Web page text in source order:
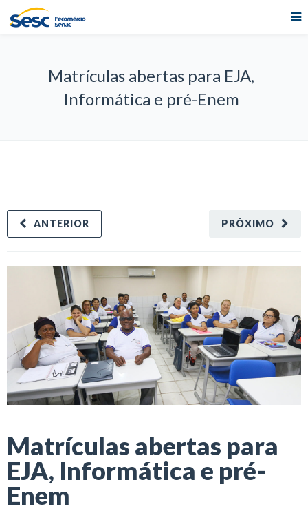
Matrículas abertas para EJA,
Informática e pré-Enem
PRÓXIMO
ANTERIOR
Matrículas abertas para
EJA, Informática e pré-
Enem